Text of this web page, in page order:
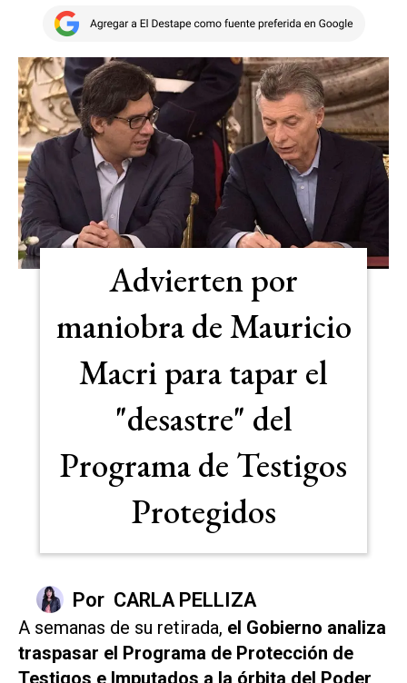
Advierten por
maniobra de Mauricio
Macri para tapar el
"desastre" del
Programa de Testigos
Protegidos
Por CARLA PELLIZA
A semanas de su retirada, el Gobierno analiza
traspasar el Programa de Protección de
Testigos e Imputados a la órbita del Poder